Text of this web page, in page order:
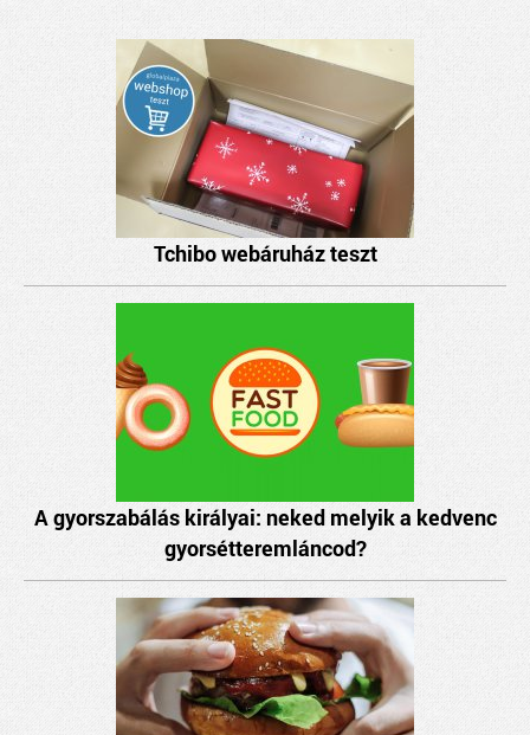
Tchibo webáruház teszt
A gyorszabálás királyai: neked melyik a kedvenc
gyorsétteremláncod?